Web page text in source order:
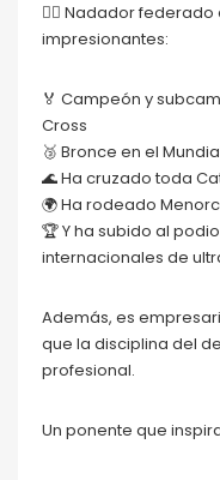
🏊‍♂️ Nadador
impresionantes:
🏅 Campeón y
Cross
🥉 Bronce en el
🌊 Ha cruzado toda
🌍 Ha rodeado
🏆 Y ha subido al
internacionales de
Además, es
que la disciplina del
profesional.
Un ponente que